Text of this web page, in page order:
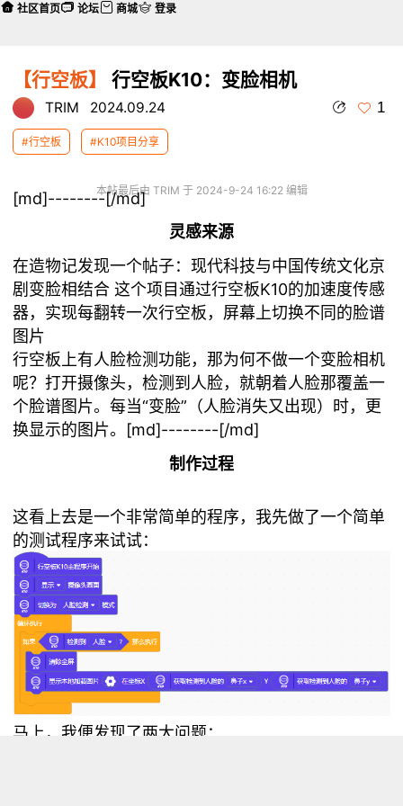
【行空板】 行空板K10：变脸相机
TRIM 2024.09.24 1
#行空板 #K10项目分享
本帖最后由 TRIM 于 2024-9-24 16:22 编辑
[md]--------[/md]
灵感来源
在造物记发现一个帖子：现代科技与中国传统文化京
剧变脸相结合 这个项目通过行空板K10的加速度传感
器，实现每翻转一次行空板，屏幕上切换不同的脸谱
图片
行空板上有人脸检测功能，那为何不做一个变脸相机
呢？打开摄像头，检测到人脸，就朝着人脸那覆盖一
个脸谱图片。每当“变脸”（人脸消失又出现）时，更
换显示的图片。[md]--------[/md]
制作过程
这看上去是一个非常简单的程序，我先做了一个简单
的测试程序来试试：
马上，我便发现了两大问题：
社区首页 论坛 商城 登录